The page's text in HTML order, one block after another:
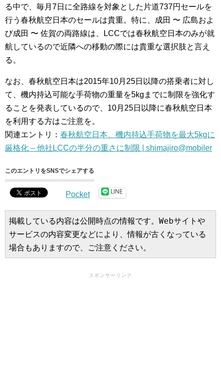
る中で、毎月7日に全路線を対象とした片道737円セールを
行う春秋航空日本のセールは貴重。特に、成田 〜 広島およ
び成田 〜 佐賀の両路線は、LCCでは春秋航空日本のみが就
航しているので近隣への移動の際には貴重な選択肢と言え
る。
なお、春秋航空日本は2015年10月25日以降の搭乗者に対し
て、機内持込可能な手荷物の重量を5kgまでに制限を強化す
ることを発表しているので、10月25日以降に春秋航空日本
を利用する方はご注意を。
関連エントリ： 春秋航空日本、機内持込手荷物を最大5kgに
厳格化 – 他社LCCの半分の重さに制限 | shimajiro@mobiler
このエントリをSNSでシェアする
Pocket LINE
掲載している内容は公開時点の情報です。Webサイトや
サービスの内容変更などにより、情報が古くなっている
場合もありますので、ご注意ください。
スポンサーリンク